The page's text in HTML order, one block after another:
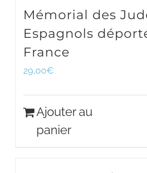
Mémorial des
Espagnols
France
29,00€
Ajouter au
panier